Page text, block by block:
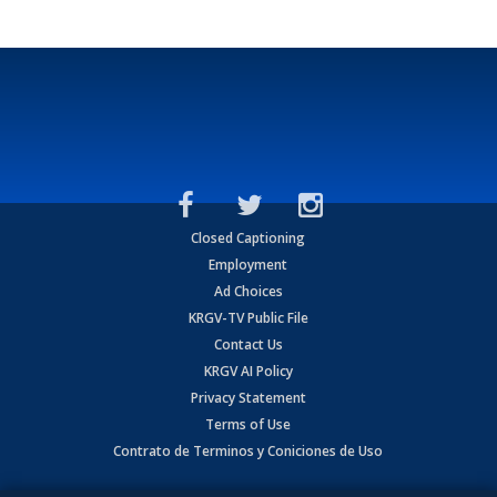
Closed Captioning
Employment
Ad Choices
KRGV-TV Public File
Contact Us
KRGV AI Policy
Privacy Statement
Terms of Use
Contrato de Terminos y Coniciones de Uso